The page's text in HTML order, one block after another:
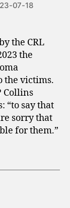
07-18
the CRL
the
the victims.
Collins
“to say that
sorry that
for them.”